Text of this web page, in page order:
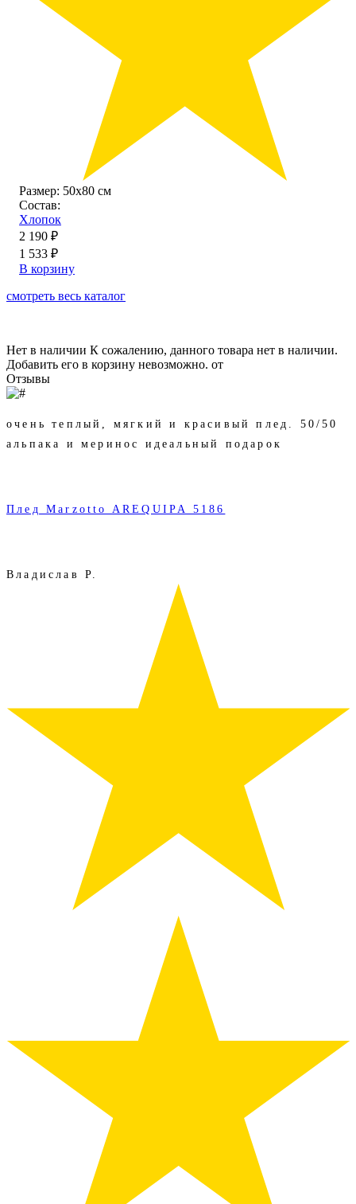
Размер: 50х80 см
Состав:
Хлопок
2 190 ₽
1 533 ₽
В корзину
смотреть весь каталог
Нет в наличии К сожалению, данного товара нет в наличии.
Добавить его в корзину невозможно. от
Отзывы
очень теплый, мягкий и красивый плед. 50/50
альпака и меринос идеальный подарок
Плед Marzotto AREQUIPA 5186
Владислав Р.